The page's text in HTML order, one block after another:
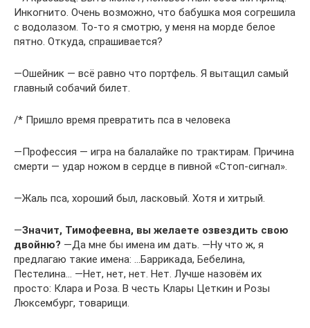
Инкогнито. Очень возможно, что бабушка моя согрешила
с водолазом. То-то я смотрю, у меня на морде белое
пятно. Откуда, спрашивается?
―Ошейник — всё равно что портфель. Я вытащил самый
главный собачий билет.
/* Пришло время превратить пса в человека
―Профессия — игра на балалайке по трактирам. Причина
смерти — удар ножом в сердце в пивной «Стоп-сигнал».
―Жаль пса, хороший был, ласковый. Хотя и хитрый.
―Значит, Тимофеевна, вы желаете озвездить свою
двойню? ―Да мне бы имена им дать. ―Ну что ж, я
предлагаю такие имена: …Баррикада, Бебелина,
Пестелина… ―Нет, нет, нет. Нет. Лучше назовём их
просто: Клара и Роза. В честь Клары Цеткин и Розы
Люксембург, товарищи.